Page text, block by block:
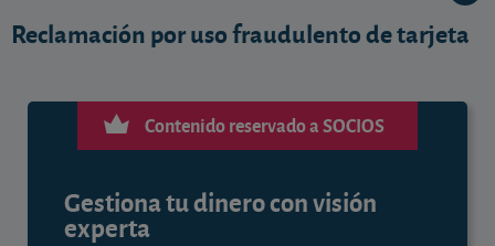
Reclamación por uso fraudulento de tarjeta
Contenido reservado a SOCIOS
Gestiona tu dinero con visión
experta